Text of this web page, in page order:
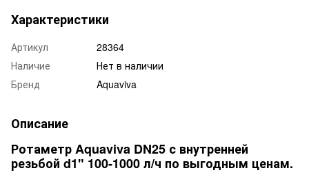
Характеристики
Артикул
28364
Наличие
Нет в наличии
Бренд
Aquaviva
Описание
Ротаметр Aquaviva DN25 с внутренней
резьбой d1" 100-1000 л/ч по выгодным ценам.